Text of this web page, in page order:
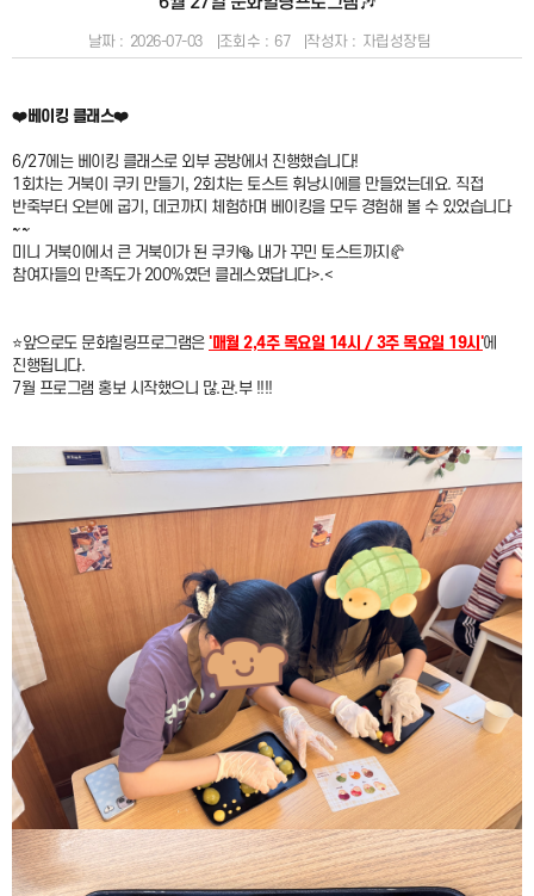
날짜 : 2026-07-03 조회수 : 67 작성자 : 자립성장팀
❤️베이킹 클래스❤️
6/27에는 베이킹 클래스로 외부 공방에서 진행했습니다!
1회차는 거북이 쿠키 만들기, 2회차는 토스트 휘낭시에를 만들었는데요. 직접
반죽부터 오븐에 굽기, 데코까지 체험하며 베이킹을 모두 경험해 볼 수 있었습니다
~~
미니 거북이에서 큰 거북이가 된 쿠키🥯 내가 꾸민 토스트까지🥐​
참여자들의 만족도가 200%였던 클레스였답니다>.<
⭐앞으로도 문화힐링프로그램은 '매월 2,4주 목요일 14시 / 3주 목요일 19시'에
진행됩니다.
7월 프로그램 홍보 시작했으니 많.관.부 !!!!​